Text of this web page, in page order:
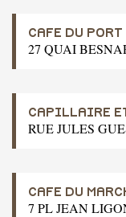
CAFE DU PORT
27 QUAI
CAPILLAIRE
RUE JULES
CAFE DU
7 PL JEAN